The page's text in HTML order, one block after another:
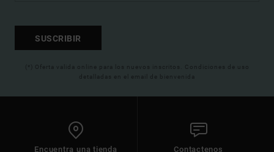
SUSCRIBIR
(*) Oferta valida online para los nuevos inscritos. Condiciones de uso
detalladas en el email de bienvenida
Encuentra una tienda Contactenos